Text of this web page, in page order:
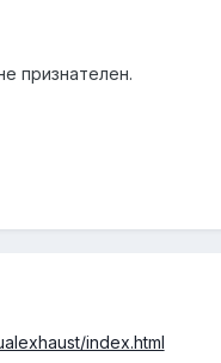
признателен.
index.html